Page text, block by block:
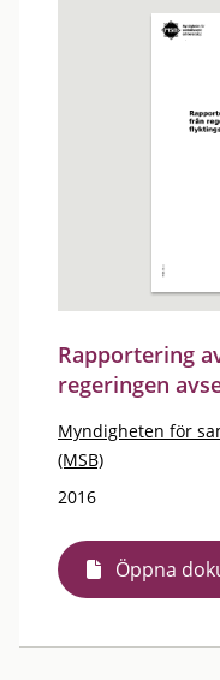
Rapportering
regeringen
Myndigheten för
(MSB)
2016
Öppna